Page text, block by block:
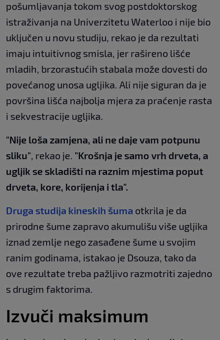
pošumljavanja tokom svog postdoktorskog
istraživanja na Univerzitetu Waterloo i nije bio
uključen u novu studiju, rekao je da rezultati
imaju intuitivnog smisla, jer rašireno lišće
mladih, brzorastućih stabala može dovesti do
povećanog unosa ugljika. Ali nije siguran da je
površina lišća najbolja mjera za praćenje rasta
i sekvestracije ugljika.
"Nije loša zamjena, ali ne daje vam potpunu
sliku" , rekao je. "Krošnja je samo vrh drveta, a
ugljik se skladišti na raznim mjestima poput
drveta, kore, korijenja i tla".
Druga studija kineskih šuma otkrila je da
prirodne šume zapravo akumulišu više ugljika
iznad zemlje nego zasađene šume u svojim
ranim godinama, istakao je Dsouza, tako da
ove rezultate treba pažljivo razmotriti zajedno
s drugim faktorima.
Izvuči maksimum